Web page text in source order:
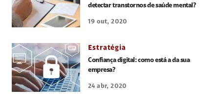
detectar transtornos de saúde mental?
19 out, 2020
Estratégia
Confiança digital: como está a da sua
empresa?
24 abr, 2020